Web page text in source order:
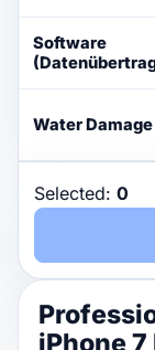
iPhone
Software
Water
Selected:0